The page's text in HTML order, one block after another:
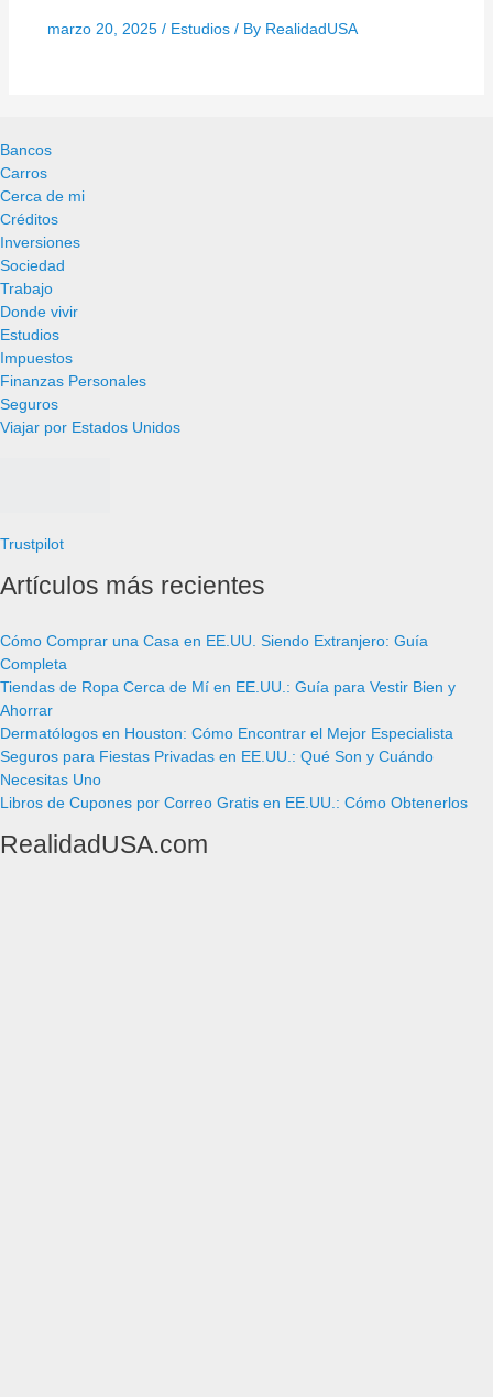
marzo 20, 2025 / Estudios/ By RealidadUSA
Bancos
Carros
Cerca de mi
Créditos
Inversiones
Sociedad
Trabajo
Donde vivir
Estudios
Impuestos
Finanzas Personales
Seguros
Viajar por Estados Unidos
Trustpilot
Artículos más recientes
Cómo Comprar una Casa en EE.UU. Siendo Extranjero: Guía
Completa
Tiendas de Ropa Cerca de Mí en EE.UU.: Guía para Vestir Bien y
Ahorrar
Dermatólogos en Houston: Cómo Encontrar el Mejor Especialista
Seguros para Fiestas Privadas en EE.UU.: Qué Son y Cuándo
Necesitas Uno
Libros de Cupones por Correo Gratis en EE.UU.: Cómo Obtenerlos
RealidadUSA.com